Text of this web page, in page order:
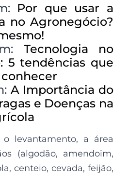
Por que usar a
no Agronegócio?
Tecnologia no
5 tendências que
A Importância do
e Doenças na
levantamento, a área
(algodão, amendoim,
centeio, cevada, feijão,